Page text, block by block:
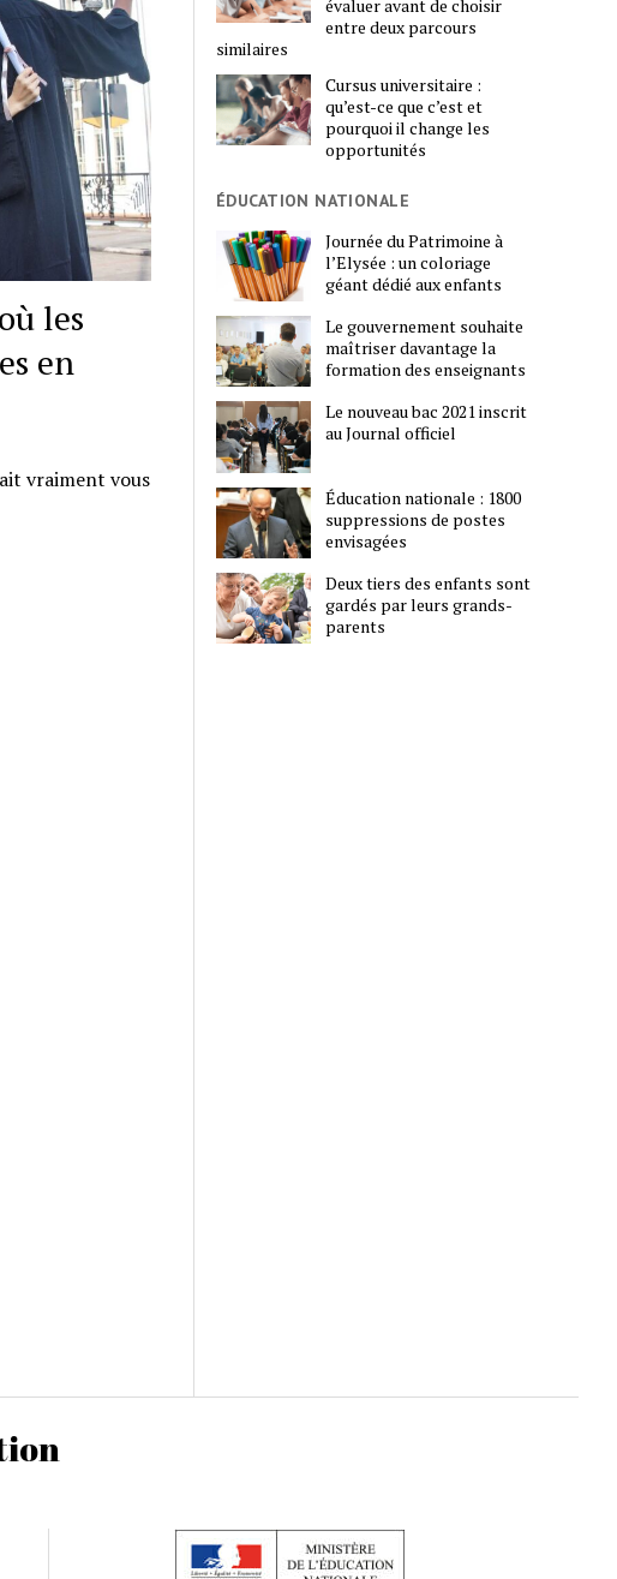
les
en
vraiment vous
évaluer avant de choisir
entre deux parcours
similaires
Cursus universitaire :
qu’est-ce que c’est et
pourquoi il change les
opportunités
ÉDUCATION NATIONALE
Journée du Patrimoine à
l’Elysée : un coloriage
géant dédié aux enfants
Le gouvernement souhaite
maîtriser davantage la
formation des enseignants
Le nouveau bac 2021 inscrit
au Journal officiel
Éducation nationale : 1800
suppressions de postes
envisagées
Deux tiers des enfants sont
gardés par leurs grands-
parents